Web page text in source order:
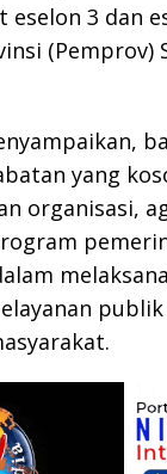
eselon 3 dan
(Pemprov)
yang
organisasi,